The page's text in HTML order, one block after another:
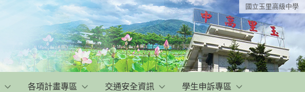
國立玉里高級中學
各項計畫專區 交通安全資訊 學生申訴專區